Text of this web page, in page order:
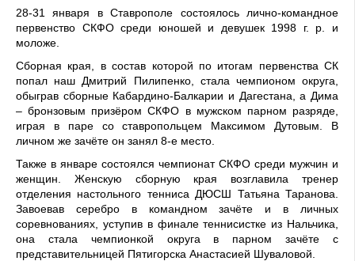
28-31 января в Ставрополе состоялось лично-командное
первенство СКФО среди юношей и девушек 1998 г. р. и
моложе.
Сборная края, в состав которой по итогам первенства СК
попал наш Дмитрий Пилипенко, стала чемпионом округа,
обыграв сборные Кабардино-Балкарии и Дагестана, а Дима
– бронзовым призёром СКФО в мужском парном разряде,
играя в паре со ставропольцем Максимом Дутовым. В
личном же зачёте он занял 8-е место.
Также в январе состоялся чемпионат СКФО среди мужчин и
женщин. Женскую сборную края возглавила тренер
отделения настольного тенниса ДЮСШ Татьяна Таранова.
Завоевав серебро в командном зачёте и в личных
соревнованиях, уступив в финале теннисистке из Нальчика,
она стала чемпионкой округа в парном зачёте с
представительницей Пятигорска Анастасией Шуваловой.